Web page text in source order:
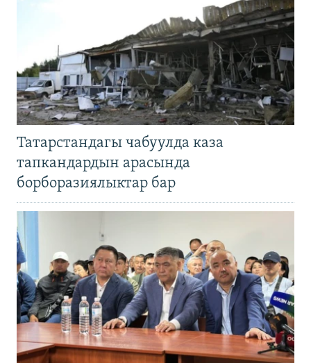
Татарстандагы чабуулда каза
тапкандардын арасында
борборазиялыктар бар